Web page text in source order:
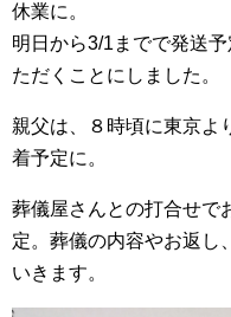
休業に。
明日から3/1までで発送
ただくことにしました。
親父は、８時頃に東京よ
着予定に。
葬儀屋さんとの打合せで
定。葬儀の内容やお返し
いきます。